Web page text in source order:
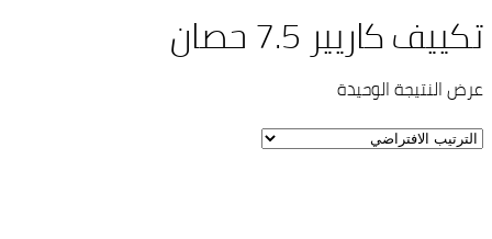
تكييف كاريير 7.5 حصان
عرض النتيجة الوحيدة